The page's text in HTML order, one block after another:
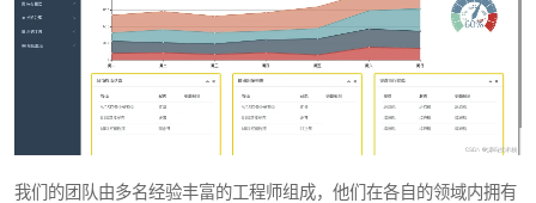
我们的团队由多名经验丰富的工程师组成，他们在各自的领域内拥有